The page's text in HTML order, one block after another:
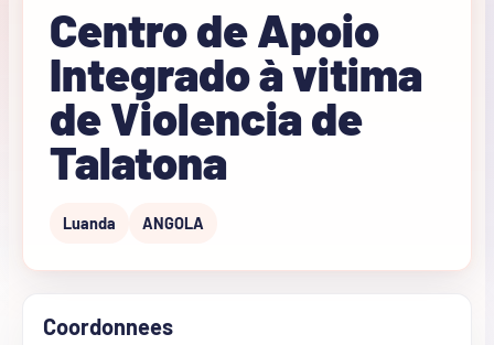
Centro de Apoio
Integrado à vitima
de Violencia de
Talatona
Luanda ANGOLA
Coordonnees